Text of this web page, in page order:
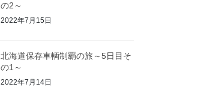
の2～
2022年7月15日
北海道保存車輌制覇の旅～5日目そ
の1～
2022年7月14日